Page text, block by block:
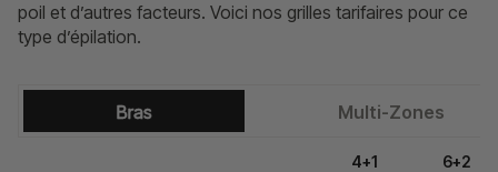
poil et d’autres facteurs. Voici nos grilles tarifaires pour ce
type d’épilation.
Bras Multi-Zones
4+1
6+2